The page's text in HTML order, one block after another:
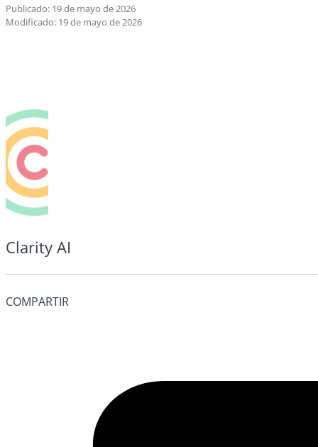
Publicado: 19 de mayo de 2026
Modificado: 19 de mayo de 2026
Clarity AI
COMPARTIR